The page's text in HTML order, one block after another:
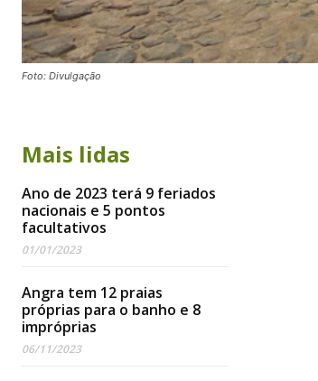
Foto: Divulgação
Mais lidas
Ano de 2023 terá 9 feriados
nacionais e 5 pontos
facultativos
01/01/2023
Angra tem 12 praias
próprias para o banho e 8
impróprias
06/11/2023